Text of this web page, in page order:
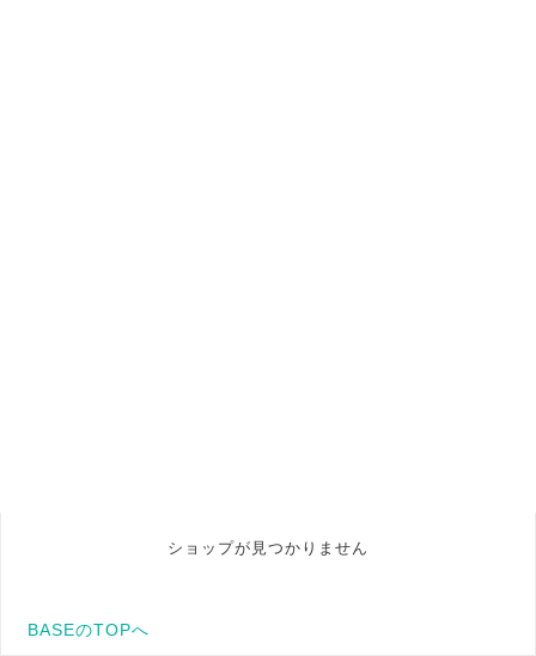
ショップが見つかりません
BASEのTOPへ